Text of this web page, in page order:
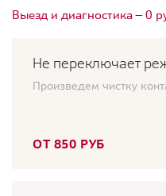
Выезд и диагностика — 0
Не переключает
Произведем чистку
ОТ 850 РУБ